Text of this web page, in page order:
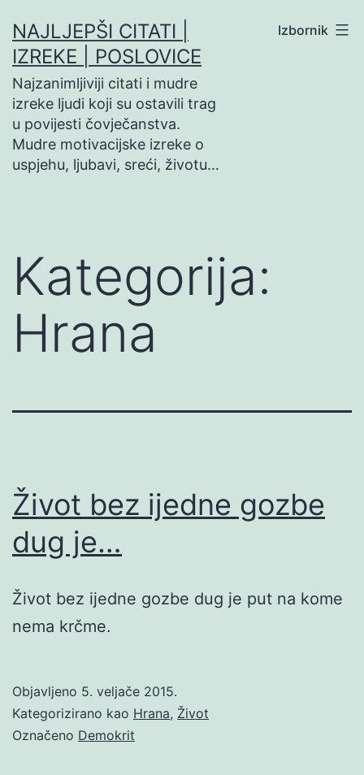
na
sadržaj
NAJLJEPŠI CITATI |
IZREKE | POSLOVICE
Najzanimljiviji citati i mudre
izreke ljudi koji su ostavili trag
u povijesti čovječanstva.
Mudre motivacijske izreke o
uspjehu, ljubavi, sreći, životu…
Izbornik
Kategorija:
Hrana
Život bez ijedne gozbe
dug je…
Život bez ijedne gozbe dug je put na kome
nema krčme.
Objavljeno 5. veljače 2015.
Kategorizirano kao Hrana, Život
Označeno Demokrit